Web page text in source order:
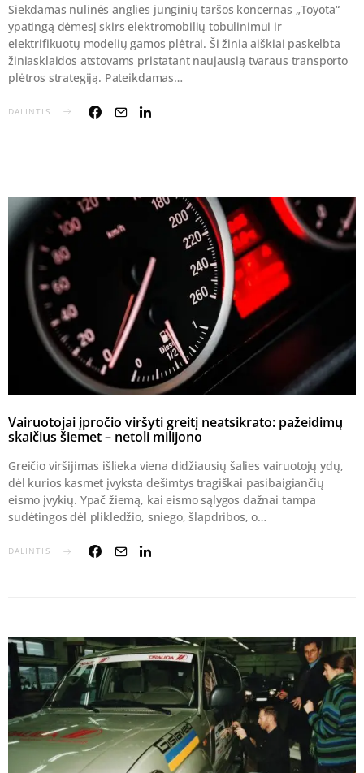
Siekdamas nulinės anglies junginių taršos koncernas „Toyota“
ypatingą dėmesį skirs elektromobilių tobulinimui ir
elektrifikuotų modelių gamos plėtrai. Ši žinia aiškiai paskelbta
žiniasklaidos atstovams pristatant naujausią tvaraus transporto
plėtros strategiją. Pateikdamas…
DALINTIS
Vairuotojai įpročio viršyti greitį neatsikrato: pažeidimų
skaičius šiemet – netoli milijono
Greičio viršijimas išlieka viena didžiausių šalies vairuotojų ydų,
dėl kurios kasmet įvyksta dešimtys tragiškai pasibaigiančių
eismo įvykių. Ypač žiemą, kai eismo sąlygos dažnai tampa
sudėtingos dėl plikledžio, sniego, šlapdribos, o…
DALINTIS